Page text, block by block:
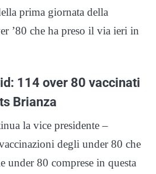
prima giornata della
’80 che ha preso il via ieri in
114 over 80 vaccinati
Brianza
la vice presidente –
degli under 80 che
under 80 comprese in questa